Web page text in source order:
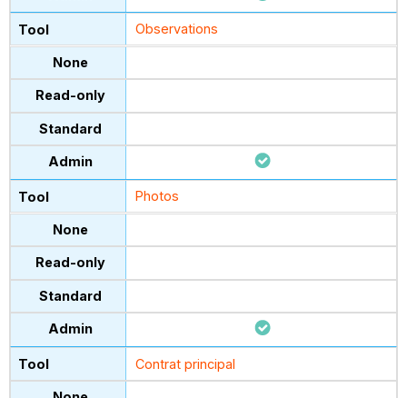
Observations
Photos
Contrat principal